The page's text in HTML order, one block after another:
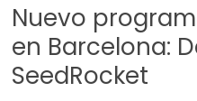
Nuevo
en Barcelona:
SeedRocket